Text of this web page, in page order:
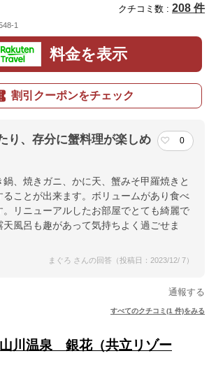
クチコミ数 : 208 件
1
料金を表示
割引クーポンをチェック
り、存分に蟹料理が楽しめ
0
、焼きガニ、かに天、蟹みそ甲羅焼きと
ることが出来ます。ボリュームがあり食べ
。リニューアルしたお部屋でとても綺麗で
風呂も趣があって気持ちよく過ごせま
まぐろ さんの回答（投稿日：2023/12/ 7）
通報する
すべてのクチコミ(1 件)をみる
川温泉 銀花（共立リゾー